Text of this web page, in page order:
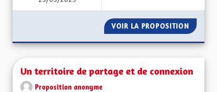
VOIR LA PROPOSITION
Un territoire de partage et de connexion
Proposition anonyme